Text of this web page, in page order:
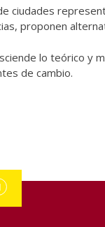
ciudades
proponen
lo teórico y
de cambio.